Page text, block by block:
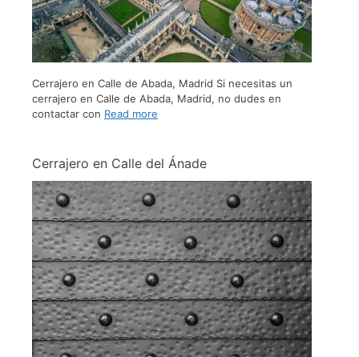
Cerrajero en Calle de Abada, Madrid Si necesitas un
cerrajero en Calle de Abada, Madrid, no dudes en
contactar con Read more
Cerrajero en Calle del Ánade